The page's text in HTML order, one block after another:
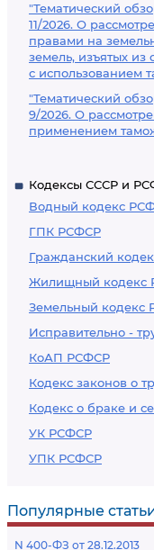
"Тематический
11/2026. О
правами на
земель, изъятых из
с использованием
"Тематический
9/2026. О
применением
Кодексы СССР и
Водный кодекс
ГПК РСФСР
Гражданский
Жилищный кодекс
Земельный кодекс
Исправительно -
КоАП РСФСР
Кодекс законов о
Кодекс о браке и
УК РСФСР
УПК РСФСР
Популярные
N 400-ФЗ от 28.12.2013